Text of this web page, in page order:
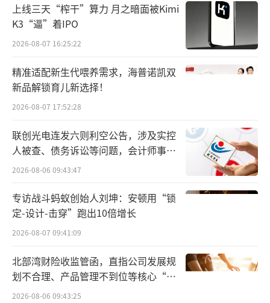
梏，信音电子果断启动外延式扩张，聚焦高景
气的汽车电子赛道寻求突破。2025年10月，公
司公告斥资2.2亿元超募资金收购国联电子80%
股权，正式切入新能源汽车连接器领域，补齐
自身新兴业务短板。
地后快速释放协同价值，业绩改善成效立竿见
影。根据公司披露，标的公司国联电子2025年
度实现扣非归母净利润3018.01万元，超额完成
了2400万元的业绩承诺，盈利能力较强。优质
标的顺利并表，缓解了传统消费电子业务的盈
利压力，终结了公司连续四年业绩下滑趋势，
迎来了触底反弹的拐点。2026年第一季度，信
音电子实现营收2.85亿元，同比增长45.27%；
归母净利润为2854万元，同比增长106.66%。
上线三天“榨干”算力 月之暗面被Kimi
K3“逼”着IPO
2026-08-07 16:25:22
精准适配新生代喂养需求，海普诺凯双
新品解锁育儿新选择！
2026-08-07 17:52:28
联创光电连发六则利空公告，涉及实控
人被查、债务诉讼等问题，会计师事务
所曾出具“保留意见”
2026-08-06 09:43:47
专访战斗蚂蚁创始人刘坤：安顿用“锁
定-设计-击穿”跑出10倍增长
2026-08-07 09:41:09
北部湾财险收监管函，直指公司发展规
划不合理、产品管理不到位等核心“痛
点”
2026-08-06 09:43:25